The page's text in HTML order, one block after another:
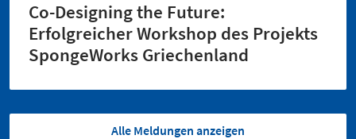
Co-Designing the Future:
Erfolgreicher Workshop des Projekts
SpongeWorks Griechenland
Alle Meldungen anzeigen